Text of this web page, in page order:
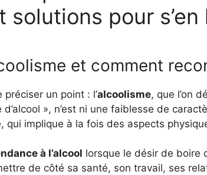
solutions pour s’en
et comment
un point : l’alcoolisme, que l’on
d’alcool », n’est ni une faiblesse de
qui implique à la fois des aspects
à l’alcool lorsque le désir de boire
de côté sa santé, son travail, ses